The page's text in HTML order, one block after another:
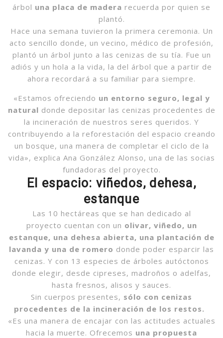
árbol una placa de madera recuerda por quien se
plantó.
Hace una semana tuvieron la primera ceremonia. Un
acto sencillo donde, un vecino, médico de profesión,
plantó un árbol junto a las cenizas de su tía. Fue un
adiós y un hola a la vida, la del árbol que a partir de
ahora recordará a su familiar para siempre.
«Estamos ofreciendo un entorno seguro, legal y
natural donde depositar las cenizas procedentes de
la incineración de nuestros seres queridos. Y
contribuyendo a la reforestación del espacio creando
un bosque, una manera de completar el ciclo de la
vida», explica Ana González Alonso, una de las socias
fundadoras del proyecto.
El espacio: viñedos, dehesa,
estanque
Las 10 hectáreas que se han dedicado al
proyecto cuentan con un olivar, viñedo, un
estanque, una dehesa abierta, una plantación de
lavanda y una de romero donde poder esparcir las
cenizas. Y con 13 especies de árboles autóctonos
donde elegir, desde cipreses, madroños o adelfas,
hasta fresnos, alisos y sauces.
Sin cuerpos presentes, sólo con cenizas
procedentes de la incineración de los restos.
«Es una manera de encajar con las actitudes actuales
hacia la muerte. Ofrecemos una propuesta